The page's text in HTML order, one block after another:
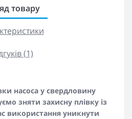
товару
(1)
насоса у свердловину
зняти захисну плівку із
використання уникнути